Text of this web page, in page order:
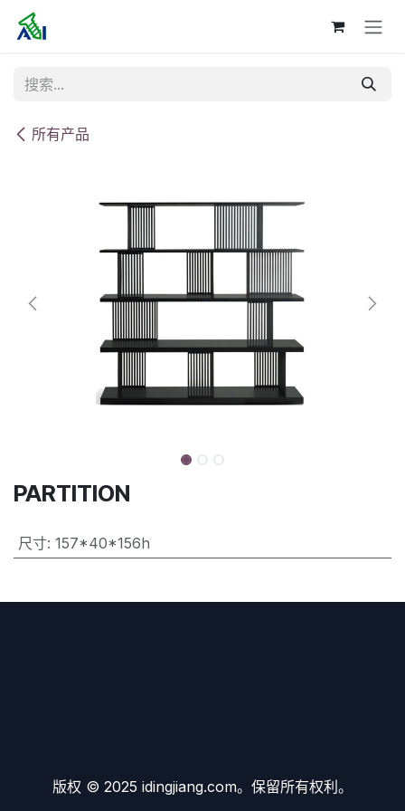
跳至内容
所有产品
PARTITION
尺寸: 157*40*156h
版权 © 2025 idingjiang.com。保留所有权利。